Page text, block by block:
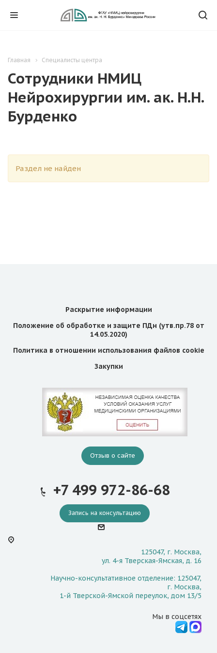
Главная Специалисты центра
Сотрудники НМИЦ
Нейрохирургии им. ак. Н.Н.
Бурденко
Раздел не найден
Раскрытие информации
Положение об обработке и защите ПДн (утв.пр.78 от
14.05.2020)
Политика в отношении использования файлов cookie
Закупки
Отзыв о сайте
+7 499 972-86-68
Запись на консультацию
125047, г. Москва,
ул. 4-я Тверская-Ямская, д. 16
Научно-консультативное отделение: 125047,
г. Москва,
1-й Тверской-Ямской переулок, дом 13/5
Мы в соцсетях